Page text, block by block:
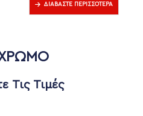
ΔΙΑΒΆΣΤΕ ΠΕΡΙΣΣΌΤΕΡΑ
Τις Τιμές